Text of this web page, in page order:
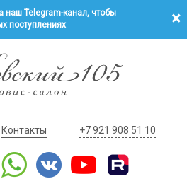
наш Telegram-канал, чтобы
поступлениях
Контакты +7 921 908 51 10